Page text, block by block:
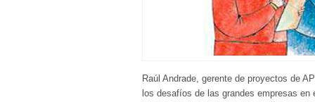
Raúl Andrade, gerente de proyectos de
los desafíos de las grandes empresas